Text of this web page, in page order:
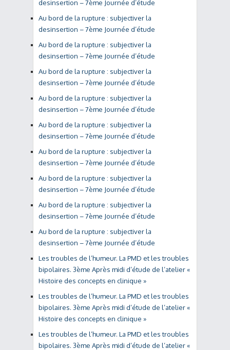
desinsertion – 7ème Journée d’étude
Au bord de la rupture : subjectiver la
desinsertion – 7ème Journée d’étude
Au bord de la rupture : subjectiver la
desinsertion – 7ème Journée d’étude
Au bord de la rupture : subjectiver la
desinsertion – 7ème Journée d’étude
Au bord de la rupture : subjectiver la
desinsertion – 7ème Journée d’étude
Au bord de la rupture : subjectiver la
desinsertion – 7ème Journée d’étude
Au bord de la rupture : subjectiver la
desinsertion – 7ème Journée d’étude
Au bord de la rupture : subjectiver la
desinsertion – 7ème Journée d’étude
Au bord de la rupture : subjectiver la
desinsertion – 7ème Journée d’étude
Au bord de la rupture : subjectiver la
desinsertion – 7ème Journée d’étude
Les troubles de l’humeur. La PMD et les troubles
bipolaires. 3ème Après midi d’étude de l’atelier «
Histoire des concepts en clinique »
Les troubles de l’humeur. La PMD et les troubles
bipolaires. 3ème Après midi d’étude de l’atelier «
Histoire des concepts en clinique »
Les troubles de l’humeur. La PMD et les troubles
bipolaires. 3ème Après midi d’étude de l’atelier «